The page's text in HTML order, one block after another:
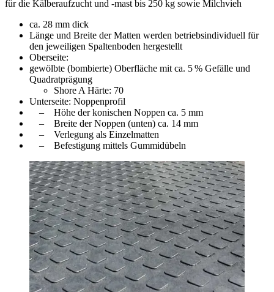
für die Kälberaufzucht und -mast bis 250 kg sowie Milchvieh
ca. 28 mm dick
Länge und Breite der Matten werden betriebsindividuell für
den jeweiligen Spaltenboden hergestellt
Oberseite:
gewölbte (bombierte) Oberfläche mit ca. 5 % Gefälle und
Quadratprägung
Shore A Härte: 70
Unterseite: Noppenprofil
– Höhe der konischen Noppen ca. 5 mm
– Breite der Noppen (unten) ca. 14 mm
– Verlegung als Einzelmatten
– Befestigung mittels Gummidübeln